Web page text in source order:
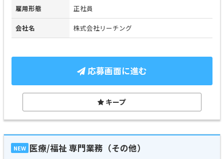
雇用形態 正社員
会社名 株式会社リーチング
応募画面に進む
キープ
NEW 医療/福祉 専門業務（その他）